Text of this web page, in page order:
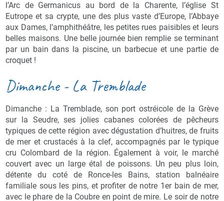
l’Arc de Germanicus au bord de la Charente, l’église St
Eutrope et sa crypte, une des plus vaste d’Europe, l’Abbaye
aux Dames, l’amphithéâtre, les petites rues paisibles et leurs
belles maisons. Une belle journée bien remplie se terminant
par un bain dans la piscine, un barbecue et une partie de
croquet !
Dimanche - La Tremblade
Dimanche : La Tremblade, son port ostréicole de la Grève
sur la Seudre, ses jolies cabanes colorées de pêcheurs
typiques de cette région avec dégustation d’huitres, de fruits
de mer et crustacés à la clef, accompagnés par le typique
cru Colombard de la région. Également à voir, le marché
couvert avec un large étal de poissons. Un peu plus loin,
détente du coté de Ronce-les Bains, station balnéaire
familiale sous les pins, et profiter de notre 1er bain de mer,
avec le phare de la Coubre en point de mire. Le soir de notre